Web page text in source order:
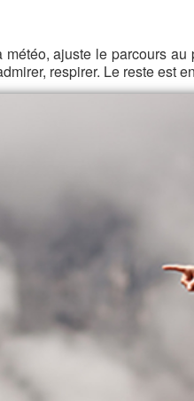
ajuste le parcours
respirer. Le reste est